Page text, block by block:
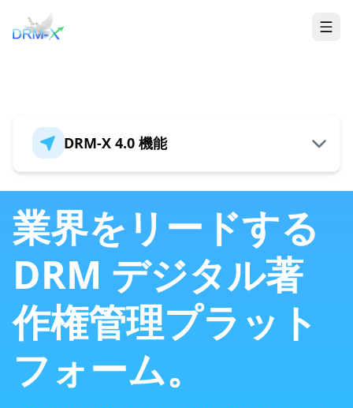
家
DRM-X 4.0 機能
概要
新しいセキュリティアーキテクチャ
HTML5 DRM暗号化をサポート
ZoomミーティングのDRM保護
業界をリードする
DRM デジタル著
作権管理プラット
フォーム。